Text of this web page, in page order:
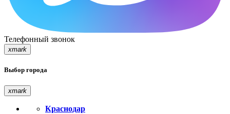
Телефонный звонок
xmark
Выбор города
xmark
Краснодар